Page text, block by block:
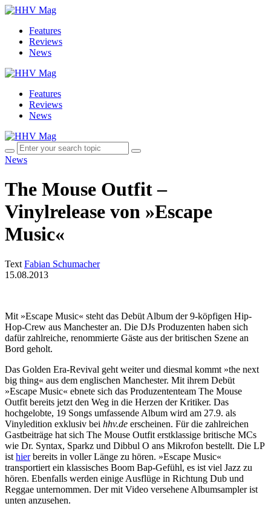
Features
Reviews
News
Features
Reviews
News
News
The Mouse Outfit –
Vinylrelease von »Escape
Music«
Text Fabian Schumacher
15.08.2013
Mit »Escape Music« steht das Debüt Album der 9-köpfigen Hip-
Hop-Crew aus Manchester an. Die DJs Produzenten haben sich
dafür zahlreiche, renommierte Gäste aus der britischen Szene an
Bord geholt.
Das Golden Era-Revival geht weiter und diesmal kommt »the next
big thing« aus dem englischen Manchester. Mit ihrem Debüt
»Escape Music« ebnete sich das Produzententeam The Mouse
Outfit bereits jetzt den Weg in die Herzen der Kritiker. Das
hochgelobte, 19 Songs umfassende Album wird am 27.9. als
Vinyledition exklusiv bei hhv.de erscheinen. Für die zahlreichen
Gastbeiträge hat sich The Mouse Outfit erstklassige britische MCs
wie Dr. Syntax, Sparkz und Dibbul O ans Mikrofon bestellt. Die LP
ist hierbereits in voller Länge zu hören. »Escape Music«
transportiert ein klassisches Boom Bap-Gefühl, es ist viel Jazz zu
hören. Ebenfalls werden einige Ausflüge in Richtung Dub und
Reggae unternommen. Der mit Video versehene Albumsampler ist
unten anzusehen.